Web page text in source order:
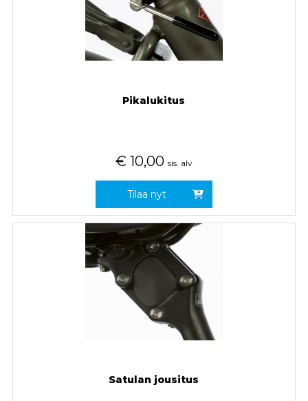
Pikalukitus
€ 10,00 sis. alv
Tilaa nyt
Satulan jousitus